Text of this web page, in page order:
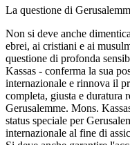
La questione di
Non si deve anche
ebrei, ai cristiani e ai
questione di profonda
Kassas - conferma la sua
internazionale e rinnova il
completa, giusta e duratura
Gerusalemme. Mons.
status speciale per
internazionale al fine di